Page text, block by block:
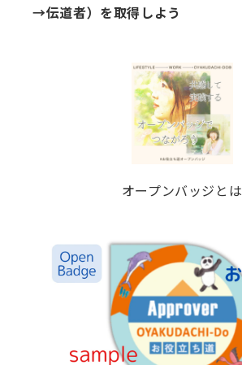
→伝道者）を取得しよう
オープンバッジとは